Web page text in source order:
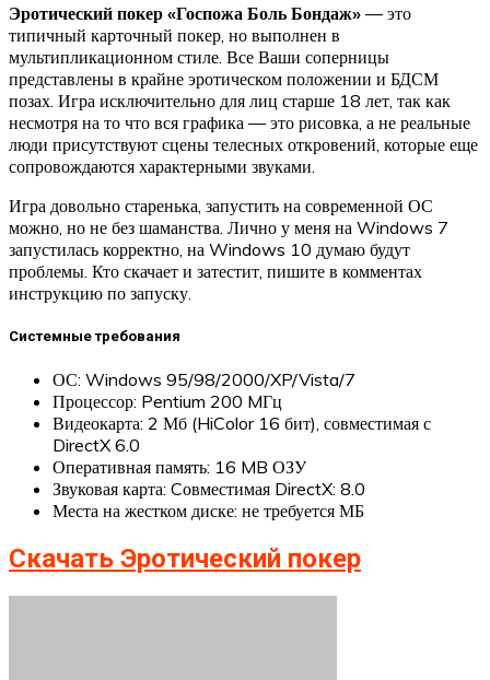
Эротический покер «Госпожа Боль Бондаж» — это
типичный карточный покер, но выполнен в
мультипликационном стиле. Все Ваши соперницы
представлены в крайне эротическом положении и БДСМ
позах. Игра исключительно для лиц старше 18 лет, так как
несмотря на то что вся графика — это рисовка, а не реальные
люди присутствуют сцены телесных откровений, которые еще
сопровождаются характерными звуками.
Игра довольно старенька, запустить на современной ОС
можно, но не без шаманства. Лично у меня на Windows 7
запустилась корректно, на Windows 10 думаю будут
проблемы. Кто скачает и затестит, пишите в комментах
инструкцию по запуску.
Системные требования
ОС: Windows 95/98/2000/XP/Vista/7
Процессор: Pentium 200 MГц
Видеокарта: 2 Мб (HiColor 16 бит), совместимая с
DirectX 6.0
Оперативная память: 16 MB ОЗУ
Звуковая карта: Cовместимая DirectX: 8.0
Места на жестком диске: не требуется МБ
Скачать Эротический покер